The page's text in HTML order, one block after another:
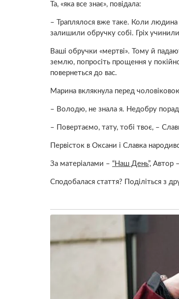
Та, «яка все знає», повідала:
– Траплялося вже таке. Коли
залишили обручку собі. Гріх
Ваші обручки «мepтвi». Тому й
землю, попросіть прощення у
повернеться до вас.
Марина вклякнула перед
– Володю, не знала я. Недобру
– Повертаємо, тату, тобі твоє, –
Первісток в Оксани і Славка
За матеріалами – “Наш День”, Автор
Сподобалася стаття? Поділіться з